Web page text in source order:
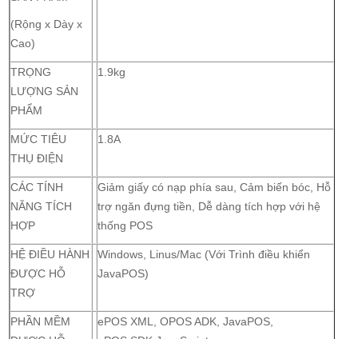
(Rộng x Dày x
Cao)
TRỌNG
LƯỢNG SẢN
PHẨM
1.9kg
MỨC TIÊU
THỤ ĐIỆN
1.8A
CÁC TÍNH
NĂNG TÍCH
HỢP
Giảm giấy có nạp phía sau, Cảm biến bóc, Hỗ
trợ ngăn đựng tiền, Dễ dàng tích hợp với hệ
thống POS
HỆ ĐIỀU HÀNH
ĐƯỢC HỖ
TRỢ
Windows, Linus/Mac (Với Trình điều khiển
JavaPOS)
PHẦN MỀM
ePOS XML, OPOS ADK, JavaPOS,